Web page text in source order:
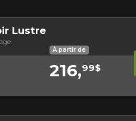
Lustre
À partir de
216,99$